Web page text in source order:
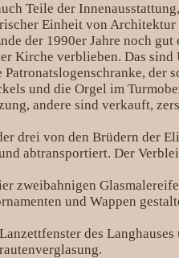
Teile der
Einheit von
der 1990er Jahre noch gut
Kirche verblieben. Das sind
der
und die Orgel im
andere sind verkauft,
drei von den Brüdern der
abtransportiert. Der
zweibahnigen
und Wappen
des